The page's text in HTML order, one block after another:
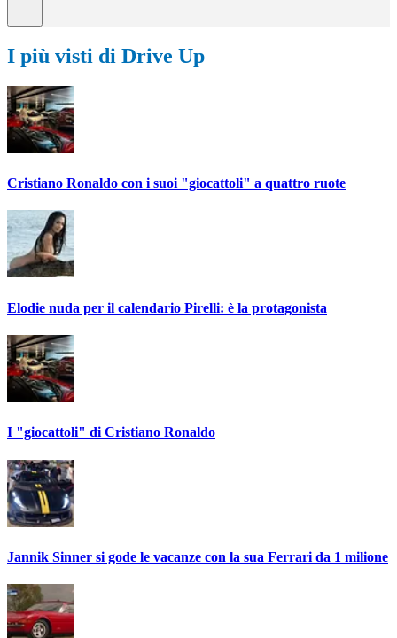
I più visti di Drive Up
Cristiano Ronaldo con i suoi "giocattoli" a quattro ruote
Elodie nuda per il calendario Pirelli: è la protagonista
I "giocattoli" di Cristiano Ronaldo
Jannik Sinner si gode le vacanze con la sua Ferrari da 1 milione